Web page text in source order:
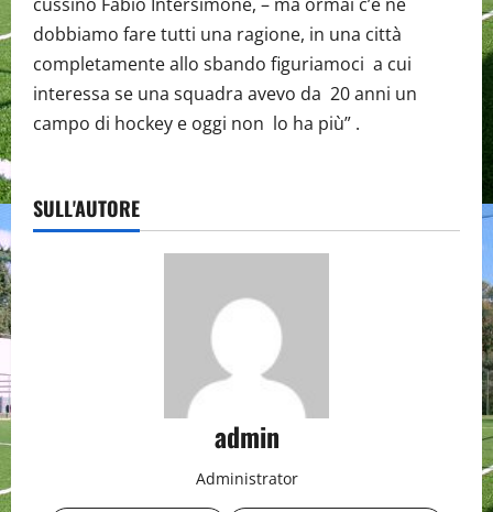
dobbiamo fare tutti una ragione, in una città
completamente allo sbando figuriamoci a cui
interessa se una squadra avevo da 20 anni un
campo di hockey e oggi non lo ha più” .
SULL'AUTORE
admin
Administrator